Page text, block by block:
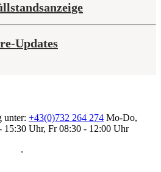
Updates
unter: +43(0)732 264 274 Mo-Do,
Uhr, Fr 08:30 - 12:00 Uhr
.